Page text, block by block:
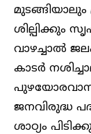
മുടങ്ങിയാലും
ശില്പിക്കും
വാഴച്ചാൽ
കാടർ
ജനവിരുദ്ധ
ശാഠ്യം